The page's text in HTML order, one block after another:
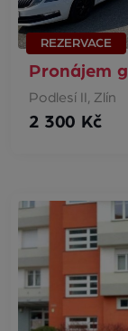
REZERVACE
Pronájem
Podlesí II, Zlín
2 300 Kč